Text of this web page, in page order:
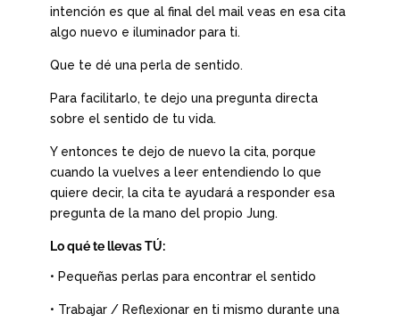
intención es que al final del mail veas en esa cita
algo nuevo e iluminador para ti.
Que te dé una perla de sentido.
Para facilitarlo, te dejo una pregunta directa
sobre el sentido de tu vida.
Y entonces te dejo de nuevo la cita, porque
cuando la vuelves a leer entendiendo lo que
quiere decir, la cita te ayudará a responder esa
pregunta de la mano del propio Jung.
Lo qué te llevas TÚ:
• Pequeñas perlas para encontrar el sentido
• Trabajar / Reflexionar en ti mismo durante una